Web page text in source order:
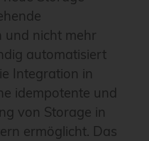
und nicht mehr
automatisiert
Integration in
idempotente und
von Storage in
ermöglicht. Das